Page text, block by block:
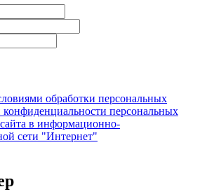
обработки персональных
персональных
в информационно-
сети "Интернет"